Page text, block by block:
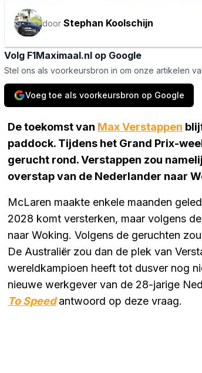
door Stephan Koolschijn
Volg F1Maximaal.nl op Google
Stel ons als voorkeursbron in om onze artikelen
Voeg toe als voorkeursbron op Google
De toekomst van Max Verstappen
paddock. Tijdens het Grand Prix-
gerucht rond. Verstappen zou
overstap van de Nederlander naar
McLaren maakte enkele maanden
2028 komt versterken, maar volgens
naar Woking. Volgens de geruchten zou
De Australiër zou dan de plek van
wereldkampioen heeft tot dusver nog
nieuwe werkgever van de 28-jarige
To Speedantwoord op deze vraag.